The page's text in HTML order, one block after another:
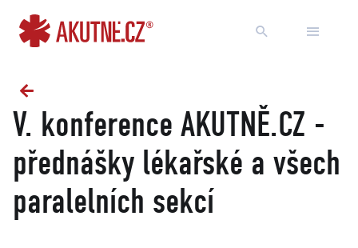
V. konference AKUTNĚ.CZ -
přednášky lékařské a všech
paralelních sekcí